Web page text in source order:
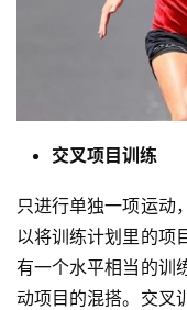
察
装
备
交叉项目训练
只进行单独一项运动
以将训练计划里的项
有一个水平相当的训
动项目的混搭。交叉